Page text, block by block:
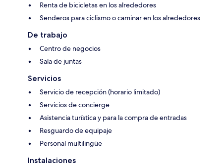
Renta de bicicletas en los alrededores
Senderos para ciclismo o caminar en los alrededores
De trabajo
Centro de negocios
Sala de juntas
Servicios
Servicio de recepción (horario limitado)
Servicios de concierge
Asistencia turística y para la compra de entradas
Resguardo de equipaje
Personal multilingüe
Instalaciones